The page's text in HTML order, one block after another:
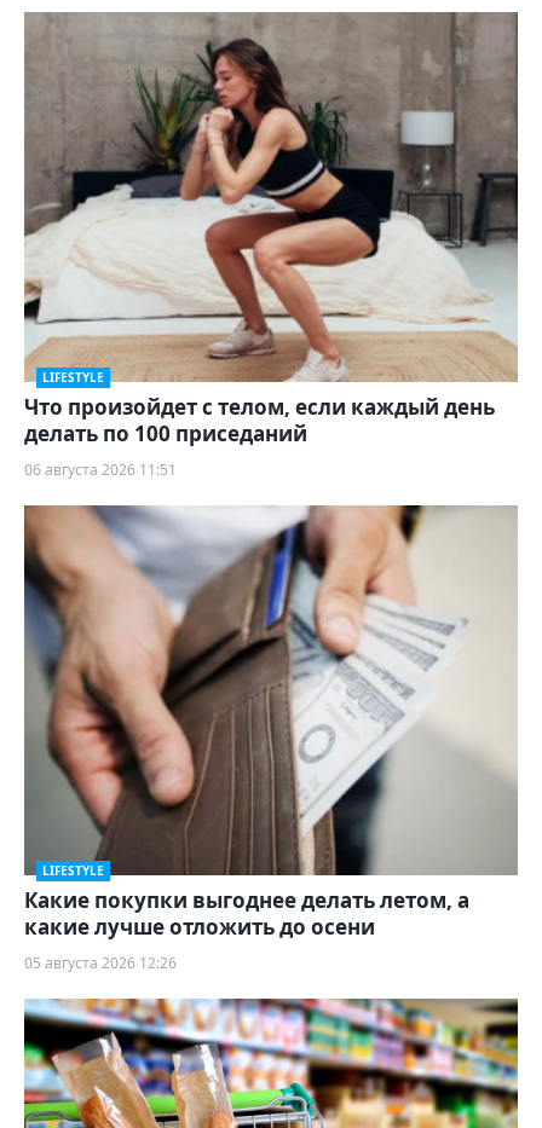
LIFESTYLE
Что произойдет с телом, если каждый день
делать по 100 приседаний
06 августа 2026 11:51
LIFESTYLE
Какие покупки выгоднее делать летом, а
какие лучше отложить до осени
05 августа 2026 12:26